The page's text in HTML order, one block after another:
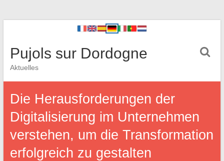
Pujols sur Dordogne
Aktuelles
Die Herausforderungen der
Digitalisierung im Unternehmen
verstehen, um die Transformation
erfolgreich zu gestalten